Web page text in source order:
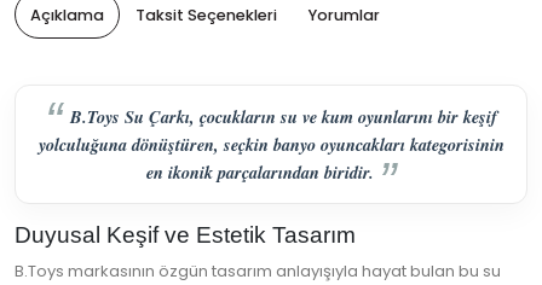
Açıklama Taksit Seçenekleri Yorumlar
B.Toys Su Çarkı, çocukların su ve kum oyunlarını bir keşif
yolculuğuna dönüştüren, seçkin banyo oyuncakları kategorisinin
en ikonik parçalarından biridir.
Duyusal Keşif ve Estetik Tasarım
B.Toys markasının özgün tasarım anlayışıyla hayat bulan bu su